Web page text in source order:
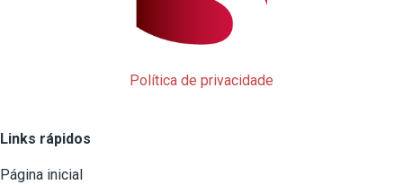
Política de privacidade
Links rápidos
Página inicial